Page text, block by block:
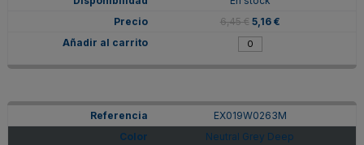
6,45 € 5,16 €
EX019W0263M
Neutral Grey Deep